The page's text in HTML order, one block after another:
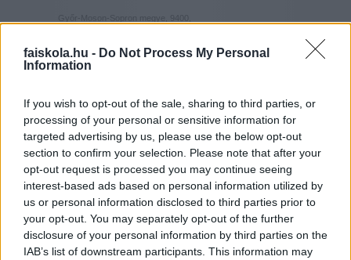
faiskola.hu - Do Not Process My Personal
Information
If you wish to opt-out of the sale, sharing to third parties, or
processing of your personal or sensitive information for
targeted advertising by us, please use the below opt-out
section to confirm your selection. Please note that after your
opt-out request is processed you may continue seeing
interest-based ads based on personal information utilized by
us or personal information disclosed to third parties prior to
your opt-out. You may separately opt-out of the further
disclosure of your personal information by third parties on the
IAB’s list of downstream participants. This information may
Gayerkert
Győr-Moson-Sopron megye, 9011,
Győr, Huszka Jenő út 16.